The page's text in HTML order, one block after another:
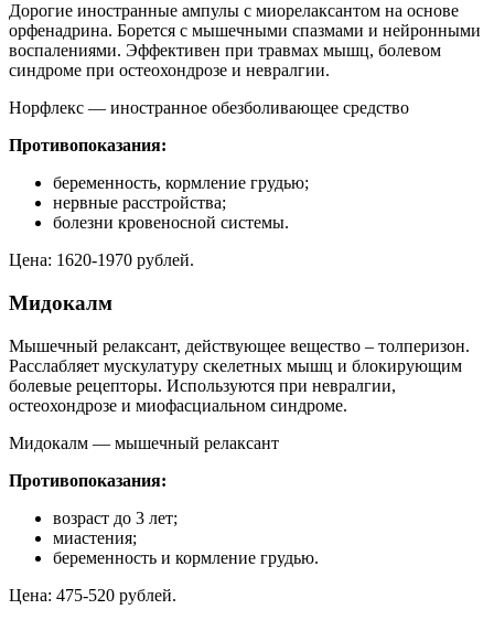
Дорогие иностранные ампулы с миорелаксантом на основе
орфенадрина. Борется с мышечными спазмами и нейронными
воспалениями. Эффективен при травмах мышц, болевом
синдроме при остеохондрозе и невралгии.
Норфлекс — иностранное обезболивающее средство
Противопоказания:
беременность, кормление грудью;
нервные расстройства;
болезни кровеносной системы.
Цена: 1620-1970 рублей.
Мидокалм
Мышечный релаксант, действующее вещество – толперизон.
Расслабляет мускулатуру скелетных мышц и блокирующим
болевые рецепторы. Используются при невралгии,
остеохондрозе и миофасциальном синдроме.
Мидокалм — мышечный релаксант
Противопоказания:
возраст до 3 лет;
миастения;
беременность и кормление грудью.
Цена: 475-520 рублей.